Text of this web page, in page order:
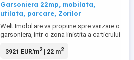
Garsoniera 22mp, mobilata,
utilata, parcare, Zorilor
Welt Imobiliare va propune spre vanzare o
garsoniera, intr-o zona linistita a cartierului
compartimentata astfel: - camera -
3921 EUR/m2| 22 m2